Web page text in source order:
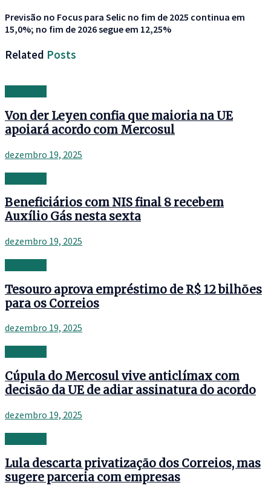
Previsão no Focus para Selic no fim de 2025 continua em
15,0%; no fim de 2026 segue em 12,25%
Related Posts
Von der Leyen confia que maioria na UE
apoiará acordo com Mercosul
dezembro 19, 2025
Beneficiários com NIS final 8 recebem
Auxílio Gás nesta sexta
dezembro 19, 2025
Tesouro aprova empréstimo de R$ 12 bilhões
para os Correios
dezembro 19, 2025
Cúpula do Mercosul vive anticlímax com
decisão da UE de adiar assinatura do acordo
dezembro 19, 2025
Lula descarta privatização dos Correios, mas
sugere parceria com empresas